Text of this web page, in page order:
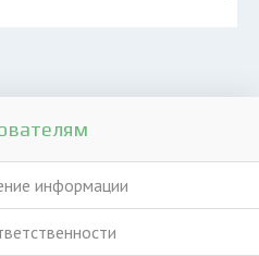
информации